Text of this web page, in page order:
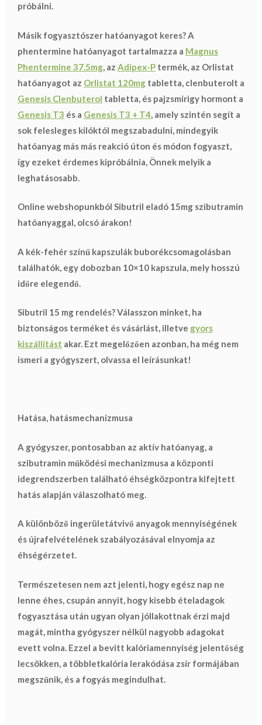
próbálni.
Másik fogyasztószer hatóanyagot keres?A
phentermine hatóanyagot tartalmazza a Magnus
Phentermine 37.5mg, az Adipex-P termék, az Orlistat
hatóanyagot az Orlistat 120mg tabletta, clenbuterolt a
Genesis Clenbuterol tabletta, és pajzsmirigy hormont a
Genesis T3 és a Genesis T3 + T4, amely szintén segít a
sok felesleges kilóktól megszabadulni, mindegyik
hatóanyag más más reakció úton és módon fogyaszt,
így ezeket érdemes kipróbálnia, Önnek melyik a
leghatásosabb.
Online webshopunkból Sibutril eladó 15mg szibutramin
hatóanyaggal, olcsó árakon!
A kék-fehér színű kapszulák buborékcsomagolásban
találhatók, egy dobozban 10×10 kapszula, mely hosszú
időre elegendő.
Sibutril 15 mg rendelés? Válasszon minket, ha
biztonságos terméket és vásárlást, illetve gyors
kiszállítást akar. Ezt megelőzően azonban, ha még nem
ismeri a gyógyszert, olvassa el leírásunkat!
Hatása, hatásmechanizmusa
A gyógyszer, pontosabban az aktív hatóanyag, a
szibutramin működési mechanizmusa a központi
idegrendszerben található éhségközpontra kifejtett
hatás alapján válaszolható meg.
A különböző ingerületátvivő anyagok mennyiségének
és újrafelvételének szabályozásával elnyomja az
éhségérzetet.
Természetesen nem azt jelenti, hogy egész nap ne
lenne éhes, csupán annyit, hogy kisebb ételadagok
fogyasztása után ugyan olyan jóllakottnak érzi majd
magát, mintha gyógyszer nélkül nagyobb adagokat
evett volna. Ezzel a bevitt kalóriamennyiség jelentőség
lecsökken, a többletkalória lerakódása zsír formájában
megszűnik, és a fogyás megindulhat.